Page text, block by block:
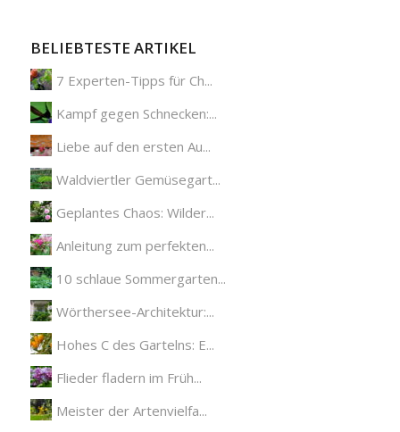
BELIEBTESTE ARTIKEL
7 Experten-Tipps für Ch...
Kampf gegen Schnecken:...
Liebe auf den ersten Au...
Waldviertler Gemüsegart...
Geplantes Chaos: Wilder...
Anleitung zum perfekten...
10 schlaue Sommergarten...
Wörthersee-Architektur:...
Hohes C des Gartelns: E...
Flieder fladern im Früh...
Meister der Artenvielfa...